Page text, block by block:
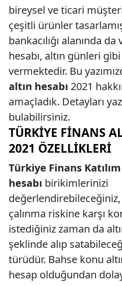
bireysel ve ticari
çeşitli ürünler
bankacılığı alanında
hesabı, altın günleri
vermektedir. Bu
altın hesabı 2021
amaçladık. Detayları
bulabilirsiniz.
TÜRKIYE FINANS
2021 ÖZELLIKLERI
Türkiye Finans
hesabı birikimlerinizi
çalınma riskine karşı
istediğiniz zaman da
şeklinde alıp
türüdür. Bahse konu
hesap olduğundan